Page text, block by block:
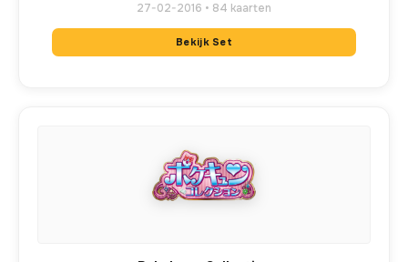
27-02-2016 • 84 kaarten
Bekijk Set